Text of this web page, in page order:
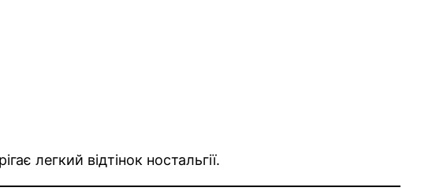
легкий відтінок ностальгії.